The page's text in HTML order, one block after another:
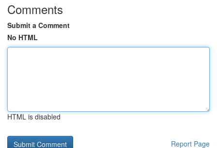
Comments
Submit a Comment
No HTML
HTML is disabled
Report Page